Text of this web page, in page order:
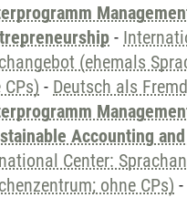
-
(ehemals
CPs) - Deutsch als
Accounting
Center:
ohne CPs) -